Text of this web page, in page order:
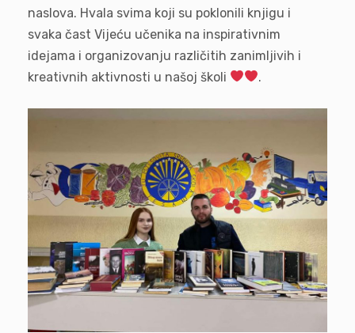
naslova. Hvala svima koji su poklonili knjigu i
svaka čast Vijeću učenika na inspirativnim
idejama i organizovanju različitih zanimljivih i
kreativnih aktivnosti u našoj školi
.